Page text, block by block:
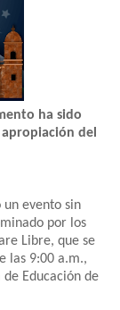
ha sido
del
un evento sin
por los
Libre, que se
las 9:00 a.m.,
Educación de